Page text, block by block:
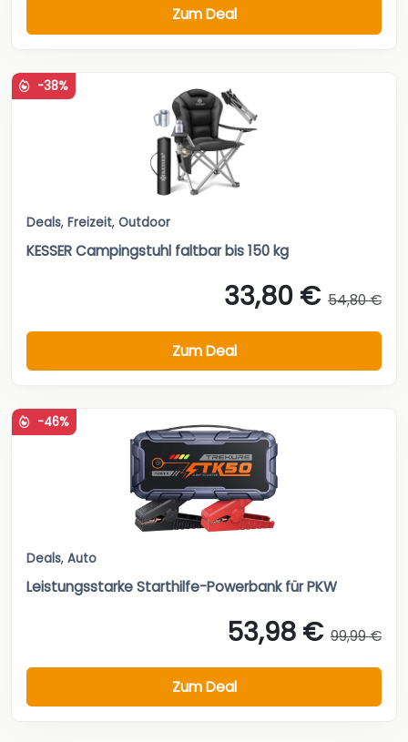
Zum Deal
-38%
Deals, Freizeit, Outdoor
KESSER Campingstuhl faltbar bis 150 kg
33,80 € 54,80 €
Zum Deal
-46%
Deals, Auto
Leistungsstarke Starthilfe-Powerbank für PKW
53,98 € 99,99 €
Zum Deal